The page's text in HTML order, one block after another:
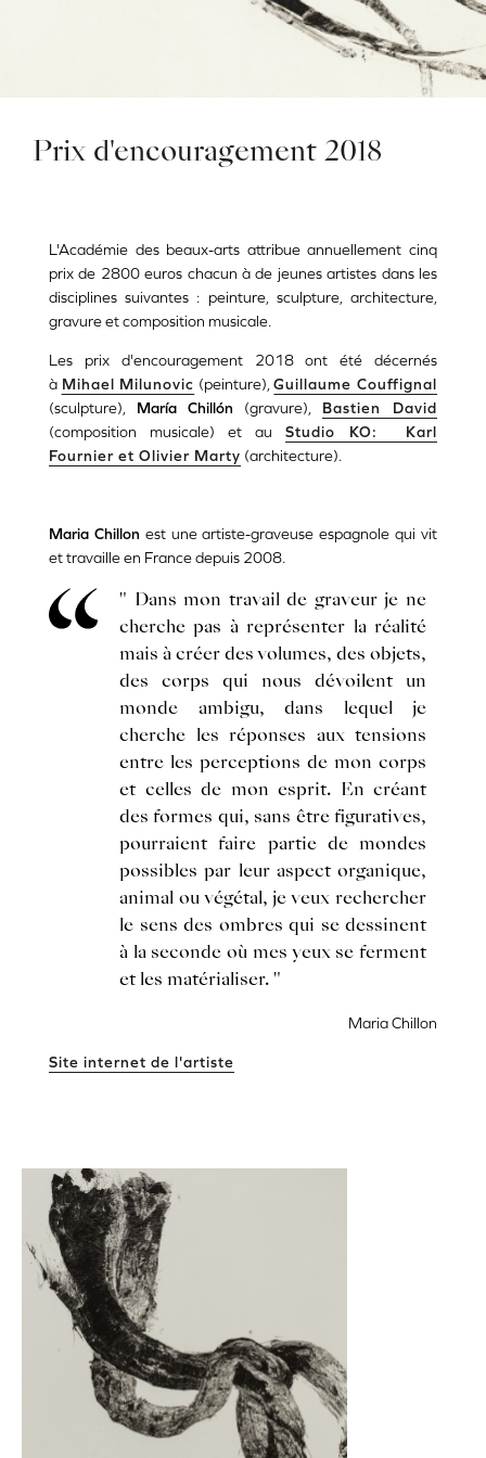
Prix d'encouragement 2018
L'Académie des beaux-arts attribue annuellement cinq
prix de 2800 euros chacun à de jeunes artistes dans les
disciplines suivantes : peinture, sculpture, architecture,
gravure et composition musicale.
Les prix d'encouragement 2018 ont été décernés
à Mihael Milunovic (peinture),Guillaume Couffignal
(sculpture), María Chillón (gravure), Bastien David
(composition musicale) et au Studio KO: Karl
Fournier et Olivier Marty (architecture).
Maria Chillon est une artiste-graveuse espagnole qui vit
et travaille en France depuis 2008.
" Dans mon travail de graveur je ne
cherche pas à représenter la réalité
mais à créer des volumes, des objets,
des corps qui nous dévoilent un
monde ambigu, dans lequel je
cherche les réponses aux tensions
entre les perceptions de mon corps
et celles de mon esprit. En créant
des formes qui, sans être figuratives,
pourraient faire partie de mondes
possibles par leur aspect organique,
animal ou végétal, je veux rechercher
le sens des ombres qui se dessinent
à la seconde où mes yeux se ferment
et les matérialiser. "
Maria Chillon
Site internet de l'artiste